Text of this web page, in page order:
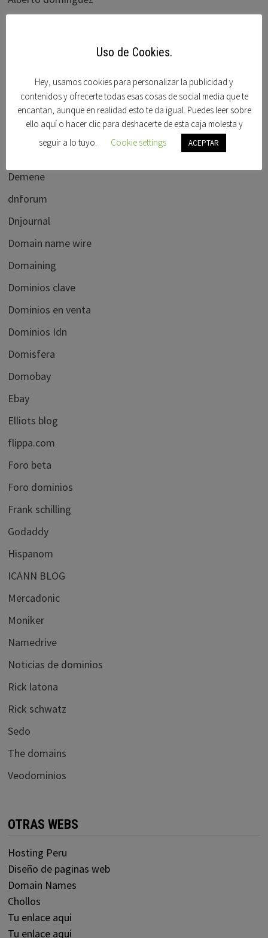
Cctlds
Chefpatrick
Chris Chena
Demene
dnforum
Dnjournal
Domain name wire
Domaining
Dominios clave
Dominios en venta
Dominios Idn
Domisfera
Domobay
Ebay
Elliots blog
flippa.com
Foro beta
Foro dominios
Frank schilling
Godaddy
Hispanom
ICANN BLOG
Mercadonic
Moniker
Namedrive
Noticias de dominios
Rick latona
Rick schwatz
Sedo
The domains
Veodominios
OTRAS WEBS
Hosting Peru
Diseño de paginas web
Domain Names
Chollos
Tu enlace aqui
Tu enlace aqui
Uso de Cookies.
Hey, usamos cookies para personalizar la publicidad y
contenidos y ofrecerte todas esas cosas de social media que te
encantan, aunque en realidad esto te da igual. Puedes leer sobre
ello aquí o hacer clic para deshacerte de esta caja molesta y
seguir a lo tuyo.
Cookie settings ACEPTAR